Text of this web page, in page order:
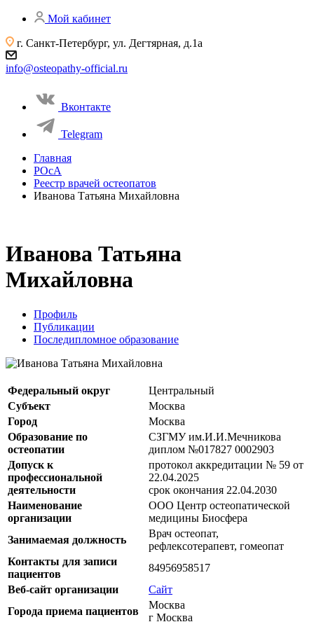
Мой кабинет
г. Санкт-Петербург, ул. Дегтярная, д.1а
info@osteopathy-official.ru
Вконтакте
Telegram
Главная
РОсА
Реестр врачей остеопатов
Иванова Татьяна Михайловна
Иванова Татьяна
Михайловна
Профиль
Публикации
Последипломное образование
Федеральный округ
Центральный
Субъект
Москва
Город
Москва
Образование по
остеопатии
СЗГМУ им.И.И.Мечникова
диплом №017827 0002903
Допуск к
профессиональной
деятельности
протокол аккредитации № 59 от
22.04.2025
срок окончания 22.04.2030
Наименование
организации
ООО Центр остеопатической
медицины Биосфера
Занимаемая должность
Врач остеопат,
рефлексотерапевт, гомеопат
Контакты для записи
пациентов
84956958517
Веб-сайт организации
Сайт
Города приема пациентов
Москва
г Москва